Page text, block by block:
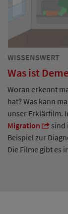
WISSENSWERT
Was ist
Woran erkennt
hat? Was kann
unser Erklärfilm.
Migration
sind
Beispiel zur
Die Filme gibt es